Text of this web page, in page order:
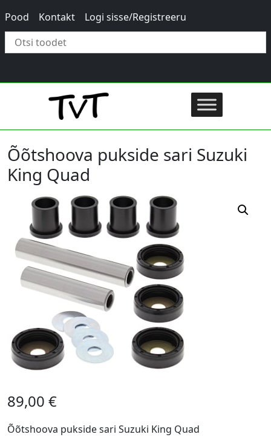
Pood Kontakt Logi sisse/Registreeru
Õõtshoova pukside sari Suzuki
King Quad
89,00 €
Õõtshoova pukside sari Suzuki King Quad